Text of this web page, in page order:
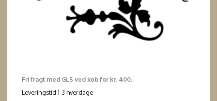
Fri fragt med GLS ved køb for kr. 400,-
Leveringstid 1-3 hverdage